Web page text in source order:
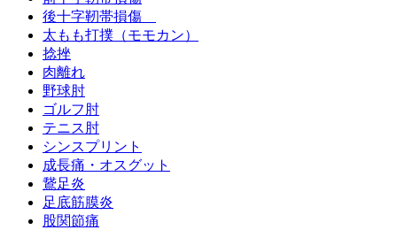
後十字靭帯損傷
太もも打撲（モモカン）
捻挫
肉離れ
野球肘
ゴルフ肘
テニス肘
シンスプリント
成長痛・オスグット
鵞足炎
足底筋膜炎
股関節痛